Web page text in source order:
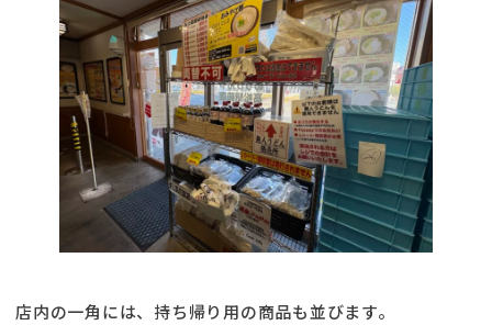
店内の一角には、持ち帰り用の商品も並びます。